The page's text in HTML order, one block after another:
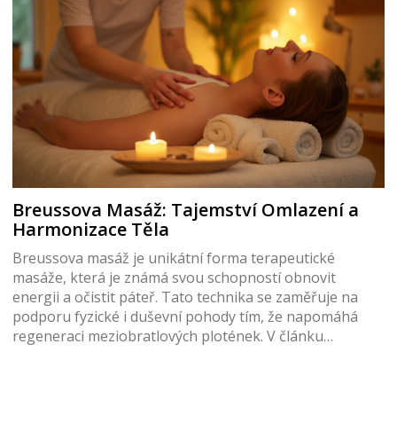
Breussova Masáž: Tajemství Omlazení a
Harmonizace Těla
Breussova masáž je unikátní forma terapeutické
masáže, která je známá svou schopností obnovit
energii a očistit páteř. Tato technika se zaměřuje na
podporu fyzické i duševní pohody tím, že napomáhá
regeneraci meziobratlových plotének. V článku